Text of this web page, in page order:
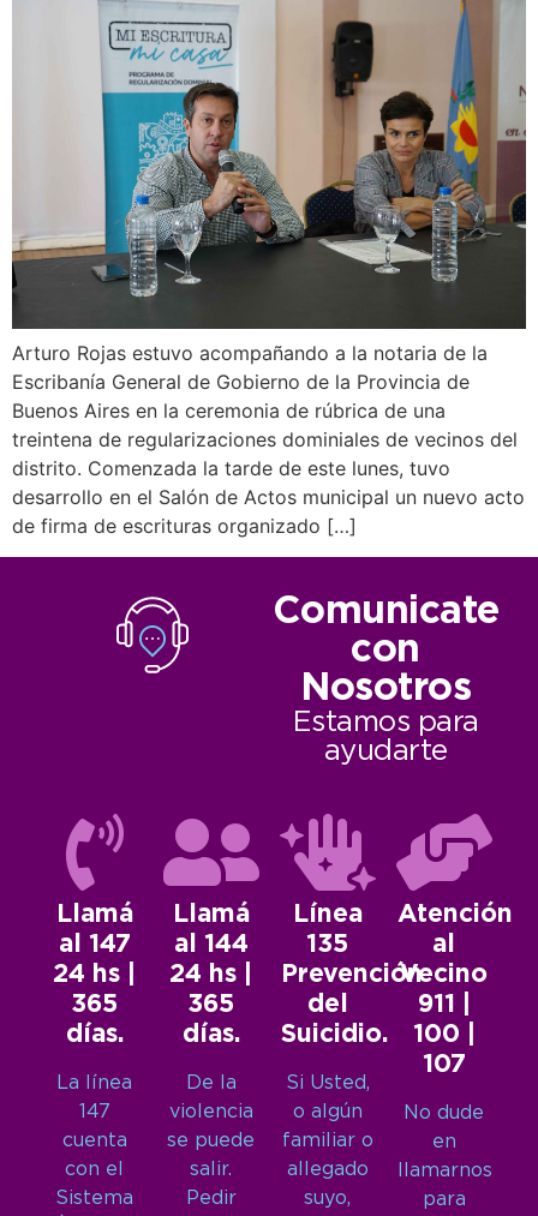
Arturo Rojas estuvo acompañando a la notaria de la
Escribanía General de Gobierno de la Provincia de
Buenos Aires en la ceremonia de rúbrica de una
treintena de regularizaciones dominiales de vecinos del
distrito. Comenzada la tarde de este lunes, tuvo
desarrollo en el Salón de Actos municipal un nuevo acto
de firma de escrituras organizado […]
Comunicate
con
Nosotros
Estamos para
ayudarte
Llamá
al 147
24 hs |
365
días.
La línea
147
cuenta
con el
Sistema
Llamá
al 144
24 hs |
365
días.
De la
violencia
se puede
salir.
Pedir
Línea
135
Prevención
del
Suicidio.
Si Usted,
o algún
familiar o
allegado
suyo,
Atención
al
Vecino
911 |
100 |
107
No dude
en
llamarnos
para